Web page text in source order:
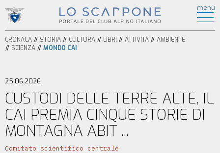
menù
HOME
CRONACA
STORIA
AMBIENTE
SCIENZA
ITINERARI
PODCAST
VIDEO
ATTIVITÀ
ESCURSIONISMO
ALPINISMO
ARRAMPICATA
SPELEOLOGIA
SCI
ALPINISMO
CIASPOLE
CASCATE
CRONACA STORIA CULTURA LIBRI ATTIVITÀ
AMBIENTE
SCIENZA
MONDO CAI
25.06.2026
CUSTODI DELLE TERRE ALTE, IL
CAI PREMIA CINQUE STORIE DI
MONTAGNA ABIT ...
Comitato scientifico centrale